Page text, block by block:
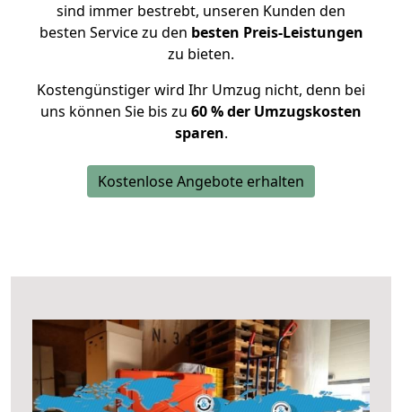
sind immer bestrebt, unseren Kunden den
besten Service zu den besten Preis-Leistungen
zu bieten.
Kostengünstiger wird Ihr Umzug nicht, denn bei
uns können Sie bis zu 60 % der Umzugskosten
sparen.
Kostenlose Angebote erhalten